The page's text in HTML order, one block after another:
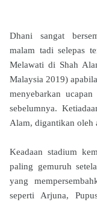
Dhani sangat
malam tadi selepas
Melawati di Shah
Malaysia 2019)
menyebarkan
sebelumnya.
Alam, digantikan oleh
Keadaan stadium
paling gemuruh
yang
seperti Arjuna,